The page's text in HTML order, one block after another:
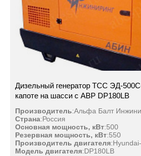
Дизельный генератор ТСС ЭД-
капоте на шасси с АВР DP180LB
Производитель:Альфа Балт
Страна:Россия
Основная мощность, кВт:500
Резервная мощность, кВт:550
Производитель двигателя:
Модель двигателя:DP180LB